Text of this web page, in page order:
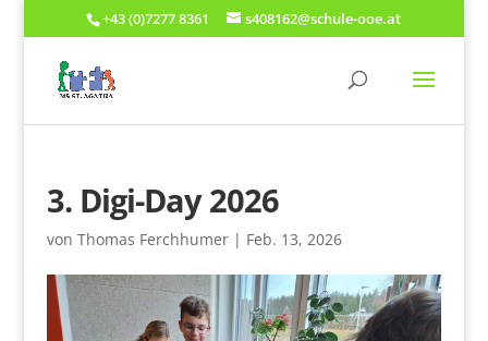
+43 (0)7277 8361 s408162@schule-ooe.at
3. Digi-Day 2026
von Thomas Ferchhumer| Feb. 13, 2026